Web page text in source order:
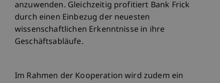
anzuwenden. Gleichzeitig profitiert Bank Frick
durch einen Einbezug der neuesten
wissenschaftlichen Erkenntnisse in ihre
Geschäftsabläufe.
Im Rahmen der Kooperation wird zudem ein